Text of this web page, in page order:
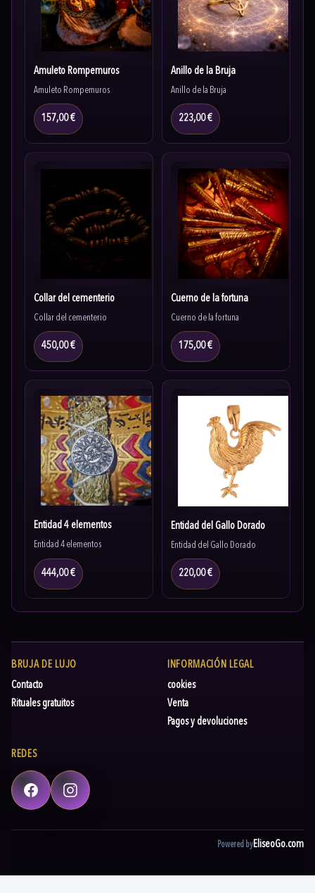
Amuleto Rompemuros
Amuleto Rompemuros
157,00 €
Anillo de la Bruja
Anillo de la Bruja
223,00 €
Collar del cementerio
Collar del cementerio
450,00 €
Cuerno de la fortuna
Cuerno de la fortuna
175,00 €
Entidad 4 elementos
Entidad 4 elementos
444,00 €
Entidad del Gallo Dorado
Entidad del Gallo Dorado
220,00 €
BRUJA DE LUJO
Contacto
Rituales gratuitos
INFORMACIÓN LEGAL
cookies
Venta
Pagos y devoluciones
REDES
Facebook Instagram
Powered byEliseoGo.com